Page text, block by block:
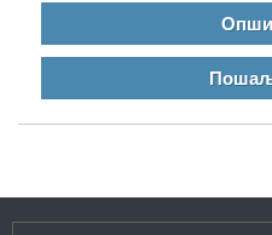
контролисањем улазног
примарног топлотног